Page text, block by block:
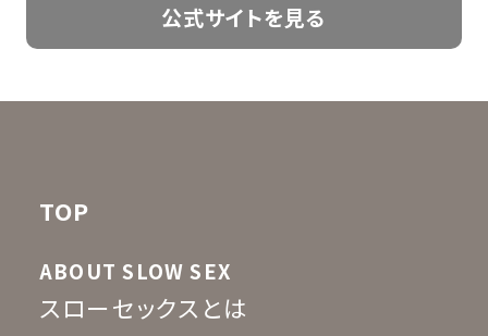
公式サイトを見る
TOP
ABOUT SLOW SEX
スローセックスとは